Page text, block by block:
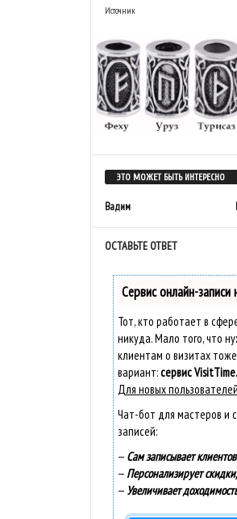
Источник
ЭТО МОЖЕТ БЫТЬ ИНТЕРЕСНО
Вадим
ОСТАВЬТЕ ОТВЕТ
Сервис онлайн-
Тот, кто работает в
никуда. Мало того, что
клиентам о визитах
вариант:сервис VisitTime.
Для новых пользователей
Чат-бот для мастеров и
записей:
— Сам записывает
— Персонализирует
— Увеличивает